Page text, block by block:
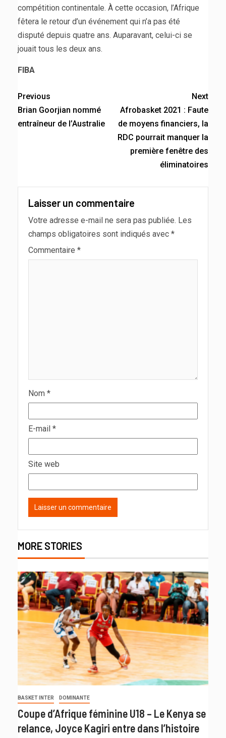
compétition continentale. À cette occasion, l’Afrique
fêtera le retour d’un événement qui n’a pas été
disputé depuis quatre ans. Auparavant, celui-ci se
jouait tous les deux ans.
FIBA
Previous
Brian Goorjian nommé
entraîneur de l’Australie
Next
Afrobasket 2021 : Faute
de moyens financiers, la
RDC pourrait manquer la
première fenêtre des
éliminatoires
Laisser un commentaire
Votre adresse e-mail ne sera pas publiée. Les
champs obligatoires sont indiqués avec *
Commentaire *
Nom *
E-mail *
Site web
MORE STORIES
BASKET INTER DOMINANTE
Coupe d’Afrique féminine U18 – Le Kenya se
relance, Joyce Kagiri entre dans l’histoire